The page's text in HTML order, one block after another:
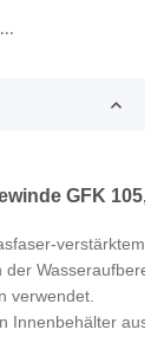
GFK
verstärktem
verwendet.
Innenbehälter aus